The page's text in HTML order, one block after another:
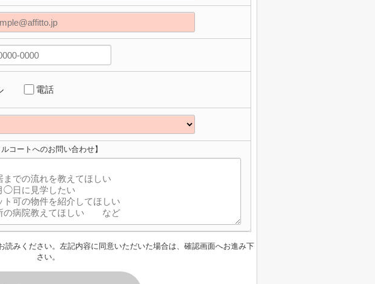
電話
ルコートへのお問い合わせ】
読みください。左記内容に同意いただいた場合は、確認画面へお進み下
さい。